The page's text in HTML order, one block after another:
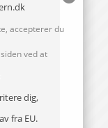
accepterer du
ved at
dig,
fra EU.